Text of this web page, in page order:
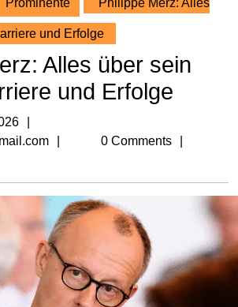
Prominente Philippe Merz: Alles
und Erfolge
Alles über sein
und Erfolge
21,
billionvalues2@gmail.com
0 Comments